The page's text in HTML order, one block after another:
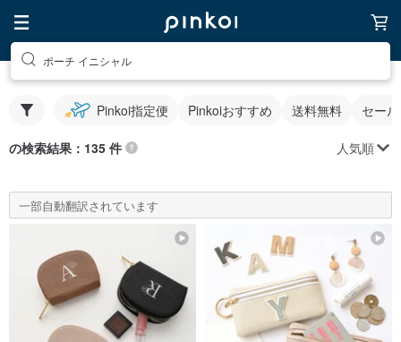
ポーチ イニシャル
Pinkoi指定便 Pinkoiおすすめ 送料無料 セー
の検索結果：135 件 人気順
一部自動翻訳されています